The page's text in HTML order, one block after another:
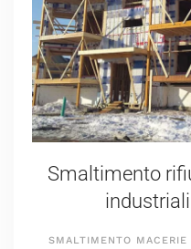
Smaltimento
SMALTIMENTO